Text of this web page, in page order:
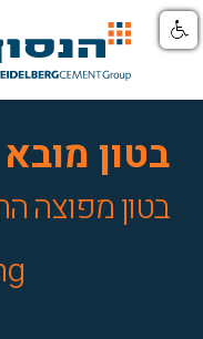
בטון מובא
בטון מפוצה